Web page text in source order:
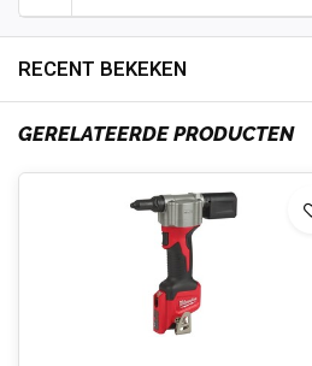
RECENT BEKEKEN
GERELATEERDE PRODUCTEN